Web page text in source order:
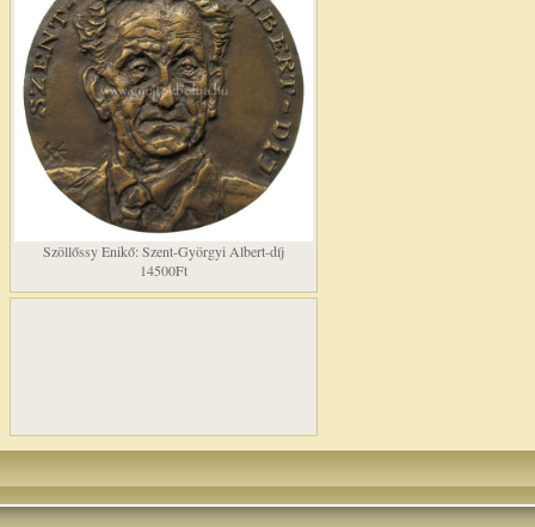
Szöllőssy Enikő: Szent-Györgyi Albert-díj
14500Ft